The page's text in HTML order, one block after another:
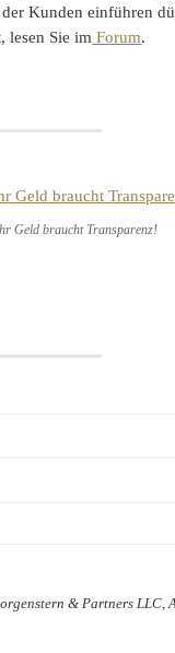
Kunden einführen
lesen Sie im Forum.
Geld braucht Transparenz!
& Partners LLC,